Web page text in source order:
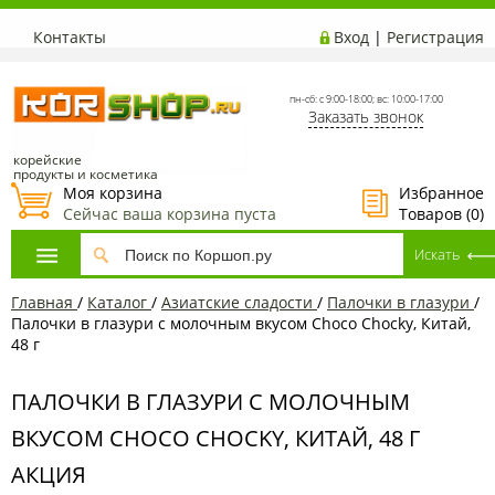
Контакты Вход | Регистрация
корейские
продукты и косметика
пн-сб: с 9:00-18:00; вс: 10:00-17:00
Заказать звонок
Избранное
Товаров (0)
Моя корзина
Сейчас ваша корзина пуста
Главная / Каталог / Азиатcкие сладости / Палочки в глазури /
Палочки в глазури с молочным вкусом Choco Chocky, Китай,
48 г
ПАЛОЧКИ В ГЛАЗУРИ С МОЛОЧНЫМ
ВКУСОМ CHOCO CHOCKY, КИТАЙ, 48 Г
АКЦИЯ